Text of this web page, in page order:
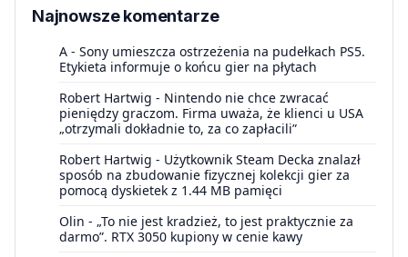
Najnowsze komentarze
A - Sony umieszcza ostrzeżenia na pudełkach PS5.
Etykieta informuje o końcu gier na płytach
Robert Hartwig - Nintendo nie chce zwracać
pieniędzy graczom. Firma uważa, że klienci u USA
„otrzymali dokładnie to, za co zapłacili”
Robert Hartwig - Użytkownik Steam Decka znalazł
sposób na zbudowanie fizycznej kolekcji gier za
pomocą dyskietek z 1.44 MB pamięci
Olin - „To nie jest kradzież, to jest praktycznie za
darmo”. RTX 3050 kupiony w cenie kawy